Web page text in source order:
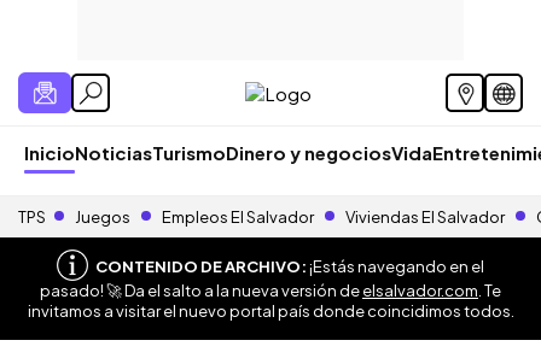
InicioNoticiasTurismoDinero y negociosVida
TPS Juegos Empleos El Salvador Viviendas El Salvador
CONTENIDO DE ARCHIVO:¡Estás navegando en el
pasado! 🚀 Da el salto a la nueva versión deelsalvador.com . Te
invitamos a visitar el nuevo portal país donde coincidimos todos.